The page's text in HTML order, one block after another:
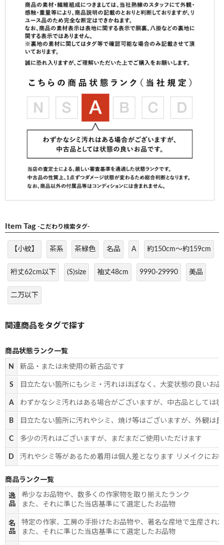
Item Tag -こだわり検索タグ-
【小紋】 茶系 茶緑色 名品 A 約150cm～約159cm
裄丈62cm以下 (S)size 袖丈48cm 9990-29990 美品
二万以下
商品状態ランク一覧
N 新品・または未使用の新古品です
S 目立たない箇所にもシミ・汚れはほぼなく、大変状態の良いお
A わずかなシミ汚れはある場合がございますが、中古品としては
B 目立たない箇所に汚れやシミ、焼け等はございますが、外観は
C 多少の汚れはございますが、まだまだご使用いただけます
D 汚れやシミ等があるため着用は個人差となります リメイクにお
商品ランク一覧
逸
品
希少なお品物や、数多くの作家物を取り揃えたランク
また、それに準じた当店基準にて選定したお品物
名
品
特定の作家、工房の手掛けたお品物や、著名な産地で生産され
また、それに準じた当店基準にて選定したお品物